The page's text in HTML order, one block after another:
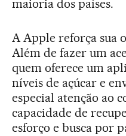
maioria dos países.
A Apple reforça sua
Além de fazer um
quem oferece um
níveis de açúcar e
especial atenção ao
capacidade de
esforço e busca por